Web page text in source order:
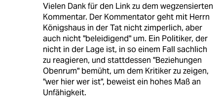
Vielen Dank für den Link zu dem wegzensierten
Kommentar. Der Kommentator geht mit Herrn
Königshaus in der Tat nicht zimperlich, aber
auch nicht "beleidigend" um. Ein Politiker, der
nicht in der Lage ist, in so einem Fall sachlich
zu reagieren, und stattdessen "Beziehungen
Obenrum" bemüht, um dem Kritiker zu zeigen,
"wer hier wer ist", beweist ein hohes Maß an
Unfähigkeit.